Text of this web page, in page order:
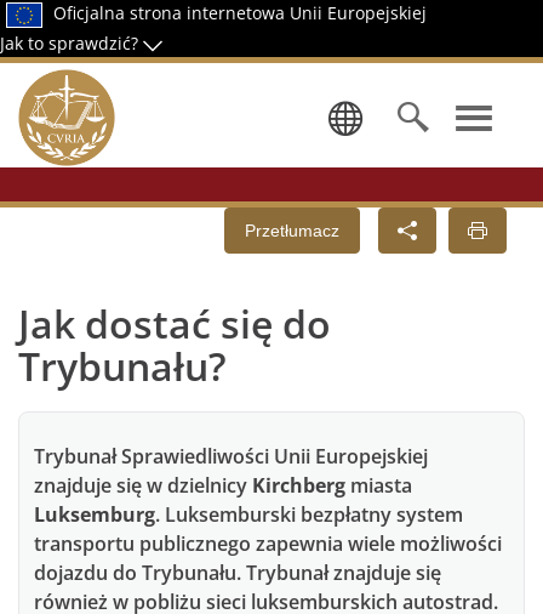
Oficjalna strona internetowa Unii Europejskiej
Jak to sprawdzić?
Wybierz
Przetłumacz
Jak dostać się do
Trybunału?
Trybunał Sprawiedliwości Unii Europejskiej
znajduje się w dzielnicy Kirchberg miasta
Luksemburg. Luksemburski bezpłatny system
transportu publicznego zapewnia wiele możliwości
dojazdu do Trybunału. Trybunał znajduje się
również w pobliżu sieci luksemburskich autostrad.